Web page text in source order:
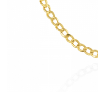
BRATARA TIP ROZARIU
LANTURI TIP ROZARIU